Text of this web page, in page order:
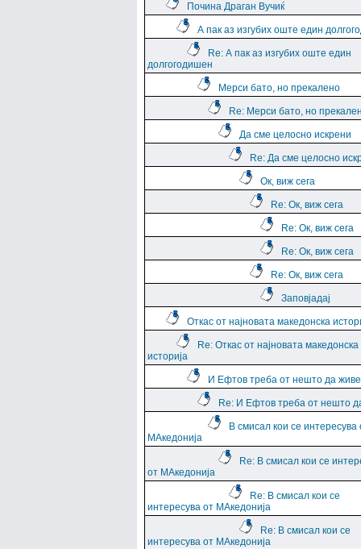
Почина Драган Вучиќ
А пак аз изгубих оште един
Re: А пак аз изгубих оште един
долгогодишен
Мерси бато, но прекалено
Re: Мерси бато, но
Да сме целосно искрени
Re: Да сме целосно
Ок, виж сега
Re: Ок, виж сега
Re: Ок, виж сега
Re: Ок, виж сега
Re: Ок, виж сега
Заповјадај
Откас от најновата македонска
Re: Откас от најновата македонска
историја
И Ефтов треба от нешто да
Re: И Ефтов треба от нешто
В смисал кои се интересува
МАкедонија
Re: В смисал кои се
от МАкедонија
Re: В смисал кои се
интересува от МАкедонија
Re: В смисал кои се
интересува от МАкедонија